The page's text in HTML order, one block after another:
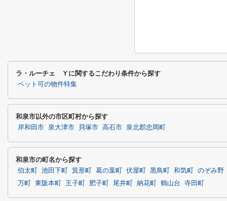
ラ・ルーチェ Ｙに関するこだわり条件から探す
ペット可の物件特集
和泉市以外の市区町村から探す
岸和田市 泉大津市 貝塚市 高石市 泉北郡忠岡町
和泉市の町名から探す
伯太町 池田下町 箕形町 葛の葉町 伏屋町 黒鳥町 和気町
のぞみ野
万町
東阪本町 王子町 肥子町 尾井町 納花町 鶴山台 寺田町